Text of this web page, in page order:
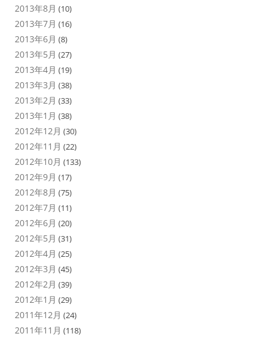
2013年8月 (10)
2013年7月 (16)
2013年6月 (8)
2013年5月 (27)
2013年4月 (19)
2013年3月 (38)
2013年2月 (33)
2013年1月 (38)
2012年12月 (30)
2012年11月 (22)
2012年10月 (133)
2012年9月 (17)
2012年8月 (75)
2012年7月 (11)
2012年6月 (20)
2012年5月 (31)
2012年4月 (25)
2012年3月 (45)
2012年2月 (39)
2012年1月 (29)
2011年12月 (24)
2011年11月 (118)